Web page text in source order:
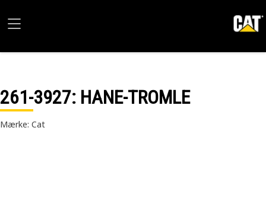
261-3927: HANE-TROMLE
Mærke: Cat